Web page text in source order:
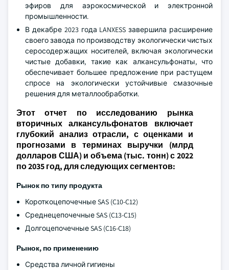
эфиров для аэрокосмической и электронной
промышленности.
В декабре 2023 года LANXESS завершила расширение
своего завода по производству экологически чистых
серосодержащих носителей, включая экологически
чистые добавки, такие как алкансульфонаты, что
обеспечивает большее предложение при растущем
спросе на экологически устойчивые смазочные
решения для металлообработки.
Этот отчет по исследованию рынка
вторичных алкансульфонатов включает
глубокий анализ отрасли, с оценками и
прогнозами в терминах выручки (млрд
долларов США) и объема (тыс. тонн) с 2022
по 2035 год, для следующих сегментов:
Рынок по типу продукта
Короткоцепочечные SAS (C10-C12)
Среднецепочечные SAS (C13-C15)
Долгоцепочечные SAS (C16-C18)
Рынок, по применению
Средства личной гигиены